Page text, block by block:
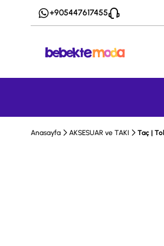
+905447617455
Anasayfa AKSESUAR ve TAKI Taç |